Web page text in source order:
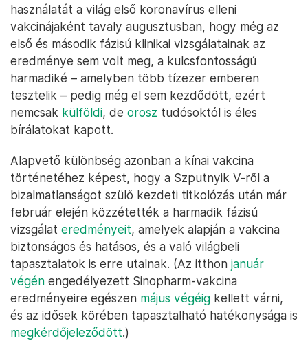
használatát a világ első koronavírus elleni
vakcinájaként tavaly augusztusban, hogy még az
első és második fázisú klinikai vizsgálatainak az
eredménye sem volt meg, a kulcsfontosságú
harmadiké – amelyben több tízezer emberen
tesztelik – pedig még el sem kezdődött, ezért
nemcsak külföldi, de orosz tudósoktól is éles
bírálatokat kapott.
Alapvető különbség azonban a kínai vakcina
történetéhez képest, hogy a Szputnyik V-ről a
bizalmatlanságot szülő kezdeti titkolózás után már
február elején közzétették a harmadik fázisú
vizsgálat eredményeit, amelyek alapján a vakcina
biztonságos és hatásos, és a való világbeli
tapasztalatok is erre utalnak. (Az itthon január
végén engedélyezett Sinopharm-vakcina
eredményeire egészen május végéig kellett várni,
és az idősek körében tapasztalható hatékonysága is
megkérdőjeleződött.)